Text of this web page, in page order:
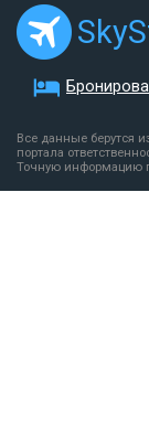
Все данные берутся
портала
Точную информацию